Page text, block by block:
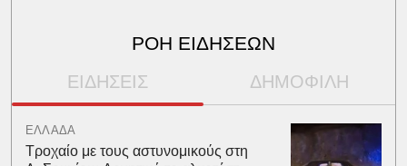
ΡΟΗ ΕΙΔΗΣΕΩΝ
ΕΙΔΗΣΕΙΣ ΔΗΜΟΦΙΛΗ
ΕΛΛΑΔΑ
Τροχαίο με τους αστυνομικούς στη